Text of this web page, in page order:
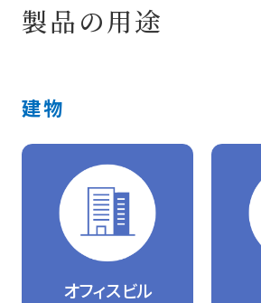
製品の用途
建物
オフィスビル